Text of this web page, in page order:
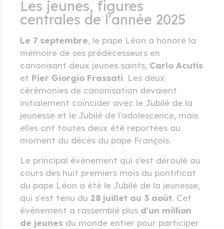
Les jeunes, figures
centrales de l'année 2025
Le 7 septembre, le pape Léon a honoré la
mémoire de ses prédécesseurs en
canonisant deux jeunes saints, Carlo Acutis
et Pier Giorgio Frassati. Les deux
cérémonies de canonisation devaient
initialement coïncider avec le Jubilé de la
jeunesse et le Jubilé de l'adolescence, mais
elles ont toutes deux été reportées au
moment du décès du pape François.
Le principal événement qui s'est déroulé au
cours des huit premiers mois du pontificat
du pape Léon a été le Jubilé de la jeunesse,
qui s'est tenu du 28 juillet au 3 août. Cet
événement a rassemblé plus d'un million
de jeunes du monde entier pour participer